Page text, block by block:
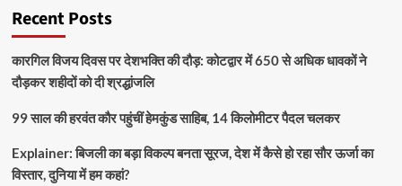
Recent Posts
कारगिल विजय दिवस पर देशभक्ति की दौड़: कोटद्वार में 650 से अधिक धावकों ने
दौड़कर शहीदों को दी श्रद्धांजलि
99 साल की हरवंत कौर पहुंचीं हेमकुंड साहिब, 14 किलोमीटर पैदल चलकर
Explainer: बिजली का बड़ा विकल्प बनता सूरज, देश में कैसे हो रहा सौर ऊर्जा का
विस्तार, दुनिया में हम कहां?